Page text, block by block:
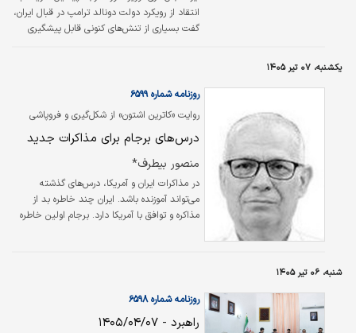
انتقاد از رویکرد دولت دونالد ترامپ در قبال ایران،
گفت بسیاری از تنش‌های کنونی قابل پیشگیری
یکشنبه، ۰۷ تیر ۱۴۰۵
روایت «کاترین اشتون» از شکل‌گیری و فروپاشی
توافق ایران و ۱+۵
روزنامه شماره ۶۵۹۹
درس‌های برجام برای مذاکرات جدید
منصور بیطرف*
در مذاکرات ایران و آمریکا، درس‌های گذشته
می‌تواند آموزنده باشد. ایران چند خاطره بد از
مذاکره و توافق با آمریکا دارد. برجام اولین خاطره
بحرانی چگونه تصمیم می‌گیرند؟ معیار و خطوطی
شنبه، ۰۶ تیر ۱۴۰۵
روزنامه شماره ۶۵۹۸
راهبرد - ۱۴۰۵/۰۴/۰۷